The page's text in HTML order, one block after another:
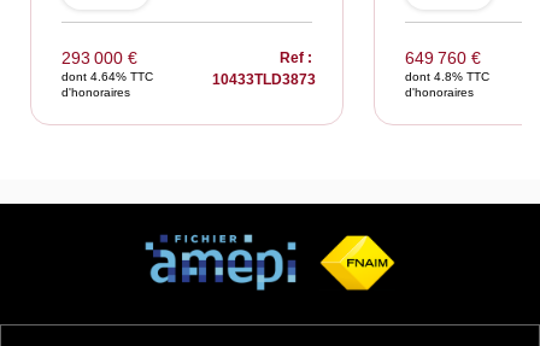
293 000 €
dont 4.64% TTC
d'honoraires
Ref :
10433TLD3873
649 760 €
dont 4.8% TTC
d'honoraires